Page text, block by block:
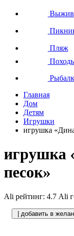
Пляж
Главная
Дом
Детям
Игрушки
игрушка
игрушка
песок»
Ali рейтинг: 4.7 Ali
| добавить в